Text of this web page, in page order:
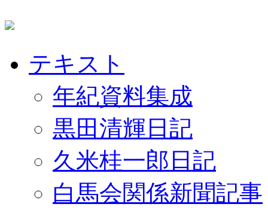
テキスト
年紀資料集成
黒田清輝日記
久米桂一郎日記
白馬会関係新聞記事